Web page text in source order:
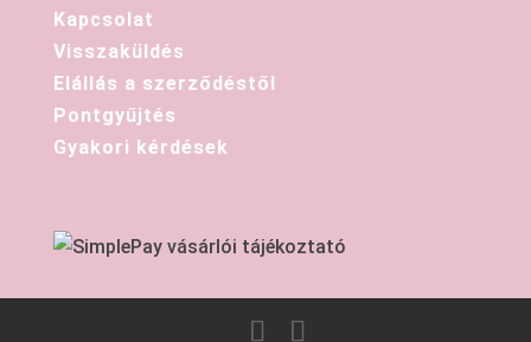
Kapcsolat
Visszaküldés
Elállás a szerződéstől
Pontgyűjtés
Gyakori kérdések